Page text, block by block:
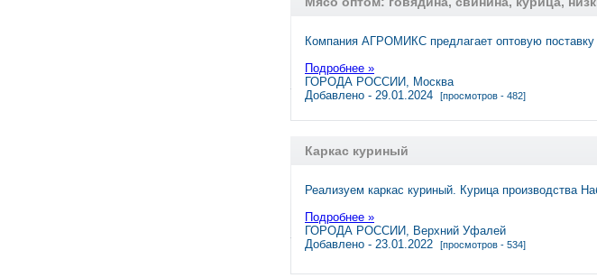
Компания АГРОМИКС предлагает оптовую
Подробнее »
ГОРОДА РОССИИ, Москва
Добавлено - 29.01.2024
[просмотров - 482]
Каркас куриный
Реализуем каркас куриный. Курица производства
Подробнее »
ГОРОДА РОССИИ, Верхний Уфалей
Добавлено - 23.01.2022
[просмотров - 534]